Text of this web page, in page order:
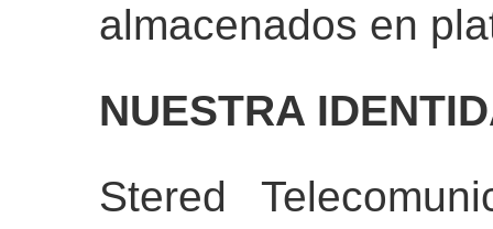
almacenados en
NUESTRA
Stered